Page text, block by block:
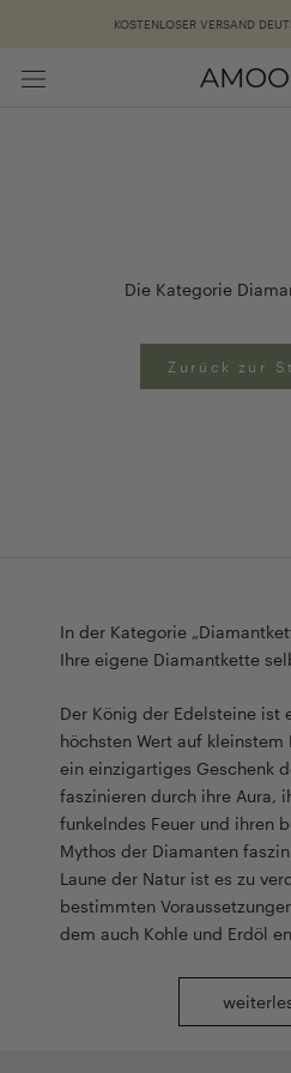
KOSTENLOSER VERSAND
Die Kategorie
Zurück zur
In der Kategorie
Ihre eigene Diamantkette
Der König der Edelsteine ist
höchsten Wert auf kleinstem
ein einzigartiges Geschenk
faszinieren durch ihre Aura,
funkelndes Feuer und ihren
Mythos der Diamanten
Laune der Natur ist es zu
bestimmten
dem auch Kohle und Erdöl